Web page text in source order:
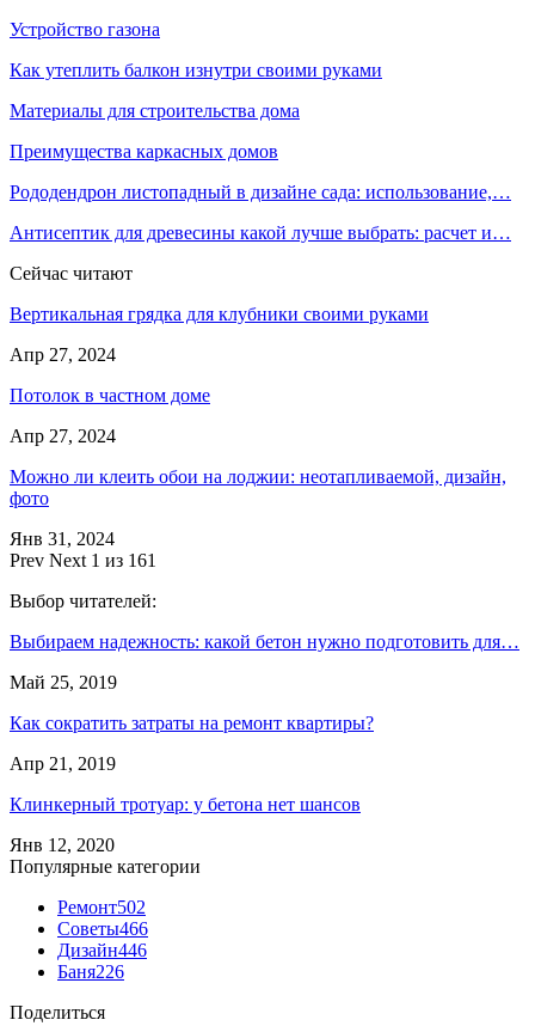
Устройство газона
Как утеплить балкон изнутри своими руками
Материалы для строительства дома
Преимущества каркасных домов
Рододендрон листопадный в дизайне сада: использование,…
Антисептик для древесины какой лучше выбрать: расчет и…
Сейчас читают
Вертикальная грядка для клубники своими руками
Апр 27, 2024
Потолок в частном доме
Апр 27, 2024
Можно ли клеить обои на лоджии: неотапливаемой, дизайн,
фото
Янв 31, 2024
Prev Next 1 из 161
Выбор читателей:
Выбираем надежность: какой бетон нужно подготовить для…
Май 25, 2019
Как сократить затраты на ремонт квартиры?
Апр 21, 2019
Клинкерный тротуар: у бетона нет шансов
Янв 12, 2020
Популярные категории
Ремонт502
Советы466
Дизайн446
Баня226
Поделиться